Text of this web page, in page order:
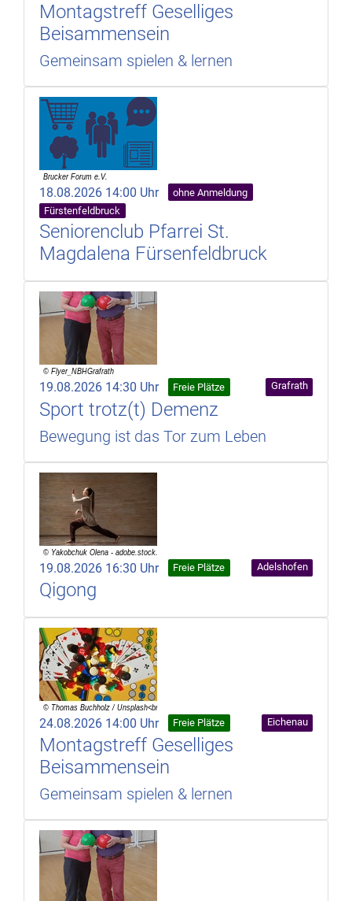
Montagstreff Geselliges
Beisammensein
Gemeinsam spielen & lernen
18.08.2026 14:00 Uhr
ohne Anmeldung
Fürstenfeldbruck
Seniorenclub Pfarrei St.
Magdalena Fürsenfeldbruck
19.08.2026 14:30 Uhr Freie Plätze Grafrath
Sport trotz(t) Demenz
Bewegung ist das Tor zum Leben
19.08.2026 16:30 Uhr Freie Plätze Adelshofen
Qigong
24.08.2026 14:00 Uhr Freie Plätze Eichenau
Montagstreff Geselliges
Beisammensein
Gemeinsam spielen & lernen